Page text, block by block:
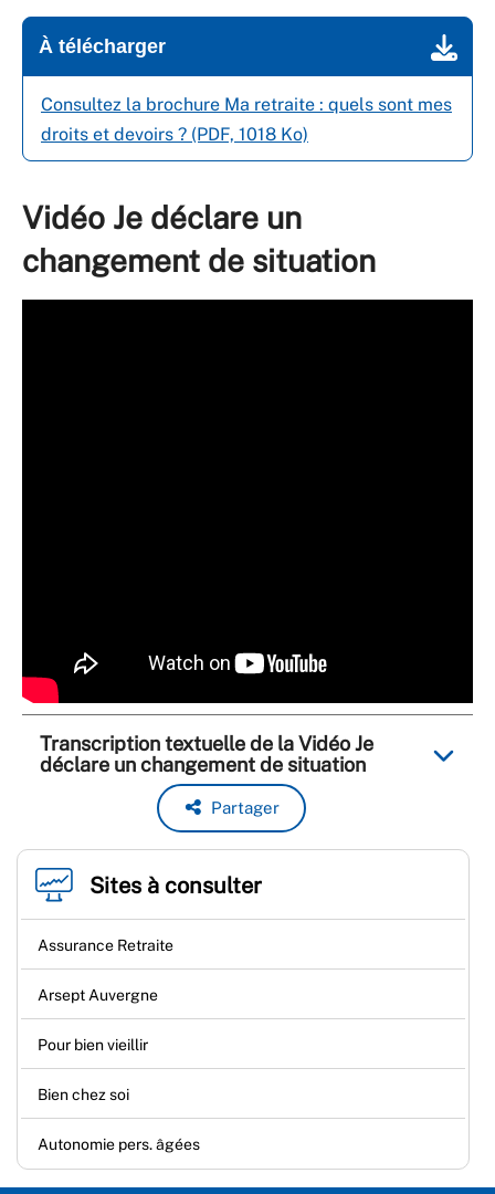
À télécharger
Consultez la brochure Ma retraite : quels sont mes
droits et devoirs ? (PDF, 1018 Ko)
Vidéo Je déclare un
changement de situation
Transcription textuelle de la Vidéo Je
déclare un changement de situation
Partager
Sites à consulter
Assurance Retraite
Arsept Auvergne
Pour bien vieillir
Bien chez soi
Autonomie pers. âgées